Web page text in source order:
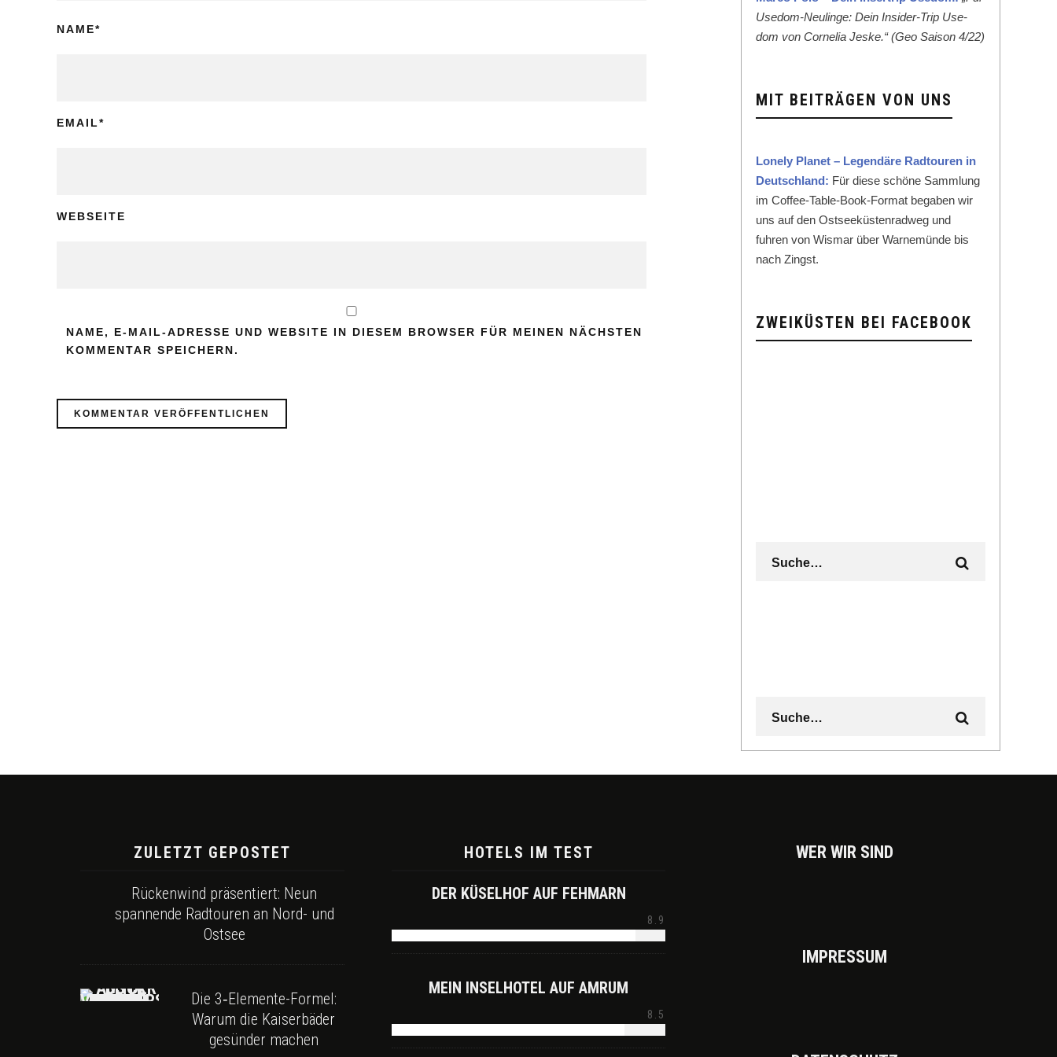
NAME*
EMAIL*
WEBSEITE
NAME, E-MAIL-ADRESSE UND WEBSITE IN DIESEM BROWSER FÜR MEINEN NÄCHSTEN
KOMMENTAR SPEICHERN.
Use­dom-Neulinge: Dein Insid­er-Trip Use­
dom von Cor­nelia Jeske.“ (Geo Sai­son 4/22)
MIT BEITRÄGEN VON UNS
Lone­ly Plan­et – Leg­endäre Rad­touren in
Deutsch­land: Für diese schöne Samm­lung
im Cof­fee-Table-Book-For­mat begaben wir
uns auf den Ost­seeküsten­rad­weg und
fuhren von Wis­mar über Warnemünde bis
nach Zingst.
ZWEIKÜSTEN BEI FACEBOOK
ZULETZT GEPOSTET
Rückenwind präsentiert: Neun
spannende Radtouren an Nord- und
Ostsee
Die 3‑Elemente-Formel:
Warum die Kaiserbäder
gesünder machen
HOTELS IM TEST
DER KÜSELHOF AUF FEHMARN
8.9
MEIN INSELHOTEL AUF AMRUM
8.5
WER WIR SIND
IMPRES­SUM